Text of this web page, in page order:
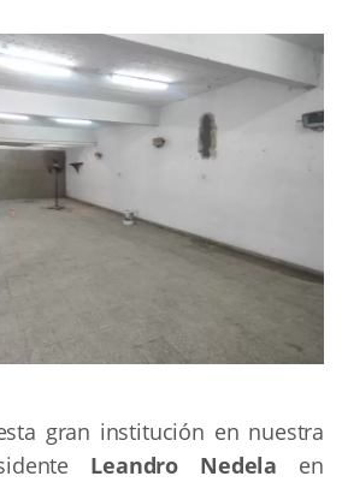
gran institución en nuestra
Leandro Nedela en